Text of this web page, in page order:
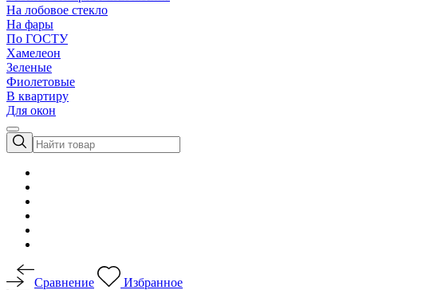
На лобовое стекло
На фары
По ГОСТУ
Хамелеон
Зеленые
Фиолетовые
В квартиру
Для окон
Сравнение
Избранное